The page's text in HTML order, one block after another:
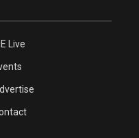
Live